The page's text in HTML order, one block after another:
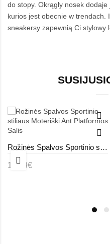
do stopy. Okrągły nosek
kurios jest obecnie w trendach.
sneakersy zapewnią Ci stylowy
Rožinės Spalvos Sportinio stiliaus Moteriški Ant Platformos Salis
18.99€